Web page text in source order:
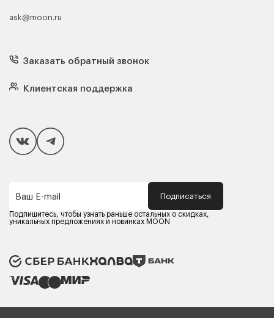
Каталог мебели
Кресла
Матрасы
Подушки
Чехлы и наматрасники
Покупателям
Способы оплаты
Компания MOON
Оферта
Политика конфиденциальности
Карьера в MOON
ask@moon.ru
Заказать обратный звонок
Клиентская поддержка
Ваш E-mail Подписаться
Подпишитесь, чтобы узнать раньше остальных о скидках,
уникальных предложениях и новинках MOON